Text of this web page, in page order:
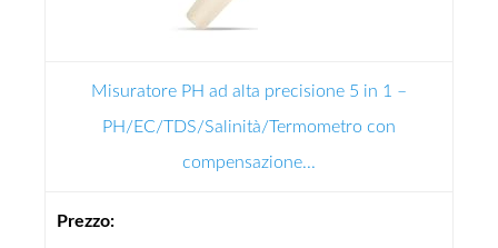
Misuratore PH ad alta precisione 5 in 1 –
PH/EC/TDS/Salinità/Termometro con
compensazione...